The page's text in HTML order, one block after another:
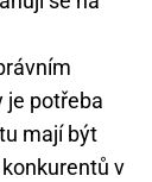
je potřeba
mají být
v